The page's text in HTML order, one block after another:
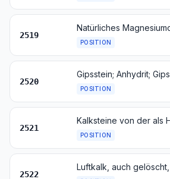
2519
POSITION
2520
POSITION
2521
POSITION
2522